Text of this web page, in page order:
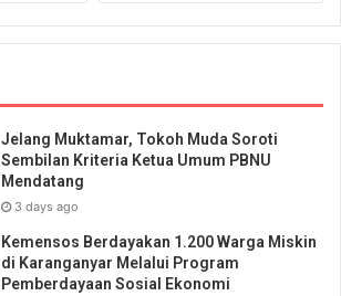
Jelang Muktamar, Tokoh Muda Soroti
Sembilan Kriteria Ketua Umum PBNU
Mendatang
3 days ago
Kemensos Berdayakan 1.200 Warga Miskin
di Karanganyar Melalui Program
Pemberdayaan Sosial Ekonomi